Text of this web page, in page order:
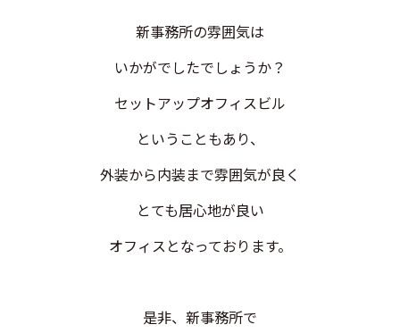
新事務所の雰囲気は
いかがでしたでしょうか？
セットアップオフィスビル
ということもあり、
外装から内装まで雰囲気が良く
とても居心地が良い
オフィスとなっております。
是非、新事務所で